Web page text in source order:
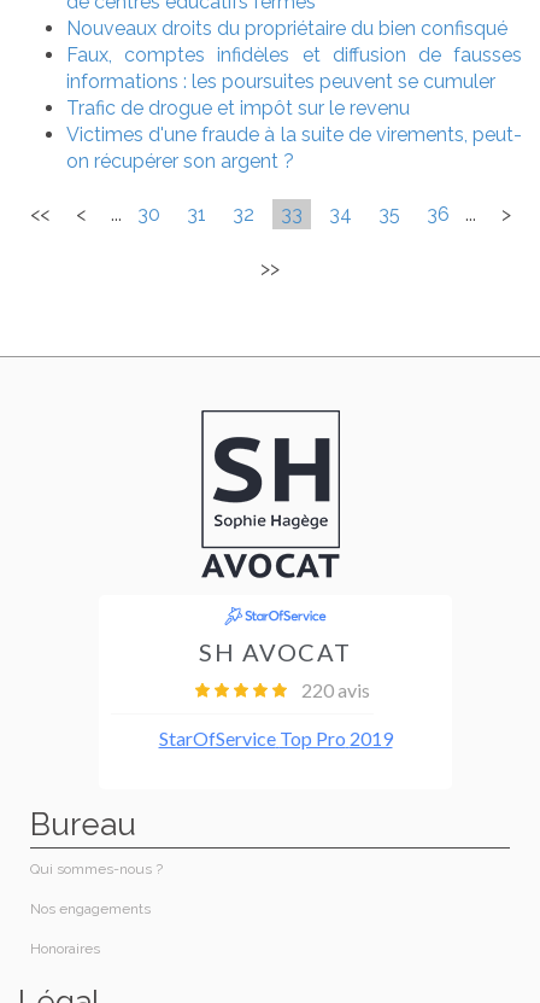
Nouveaux droits du propriétaire du bien confisqué
Faux, comptes infidèles et diffusion de fausses
informations : les poursuites peuvent se cumuler
Trafic de drogue et impôt sur le revenu
Victimes d'une fraude à la suite de virements, peut-
on récupérer son argent ?
<< < ... 30 31 32 33 34 35 36 ... >
>>
Bureau
Qui sommes-nous ?
Nos engagements
Honoraires​